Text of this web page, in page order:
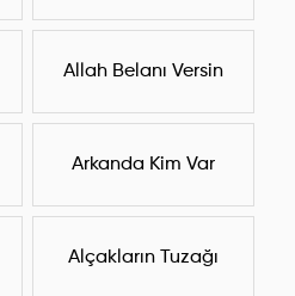
Allah Belanı Versin
Arkanda Kim Var
Alçakların Tuzağı